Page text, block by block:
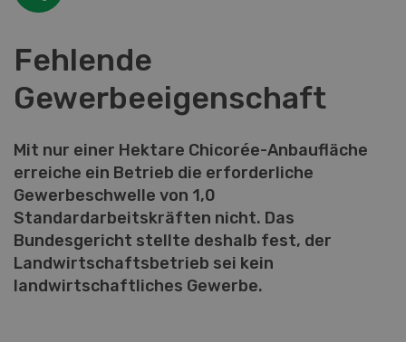
Fehlende
Gewerbeeigenschaft
Mit nur einer Hektare Chicorée-Anbaufläche
erreiche ein Betrieb die erforderliche
Gewerbeschwelle von 1,0
Standardarbeitskräften nicht. Das
Bundesgericht stellte deshalb fest, der
Landwirtschaftsbetrieb sei kein
landwirtschaftliches Gewerbe.